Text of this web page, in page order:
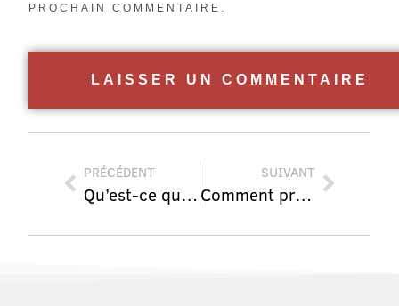
PROCHAIN COMMENTAIRE.
PRÉCÉDENT
Qu’est-ce que votre maison cherche à vous dire ?
SUIVANT
Comment profiter des autres sans vergogne ;-)